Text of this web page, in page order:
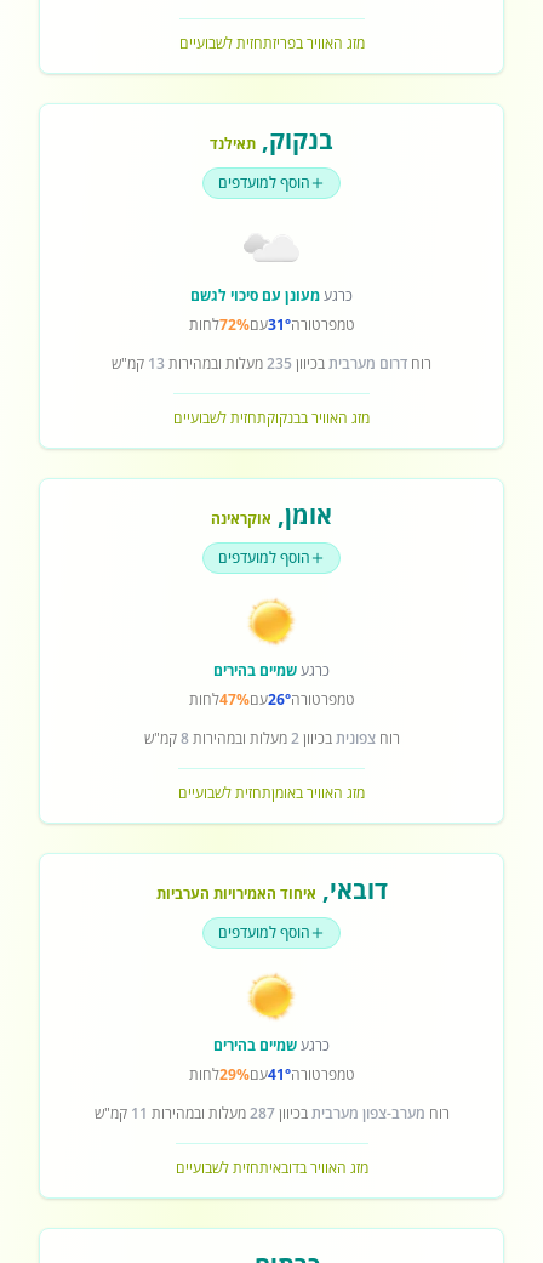
מזג האוויר בפריזתחזית לשבועיים
בנקוק, תאילנד
הוסף למועדפים
כרגעמעונן עם סיכוי לגשם
טמפרטורה31°עם72%לחות
רוח דרום מערביתבכיוון 235מעלות ובמהירות 13 קמ"ש
מזג האוויר בבנקוקתחזית לשבועיים
אומן, אוקראינה
הוסף למועדפים
כרגעשמיים בהירים
טמפרטורה26°עם47%לחות
רוחצפוניתבכיוון2מעלות ובמהירות8קמ"ש
מזג האוויר באומןתחזית לשבועיים
דובאי, איחוד האמירויות הערביות
הוסף למועדפים
כרגעשמיים בהירים
טמפרטורה41°עם29%לחות
רוח מערב-צפון מערביתבכיוון287מעלות ובמהירות 11 קמ"ש
מזג האוויר בדובאיתחזית לשבועיים